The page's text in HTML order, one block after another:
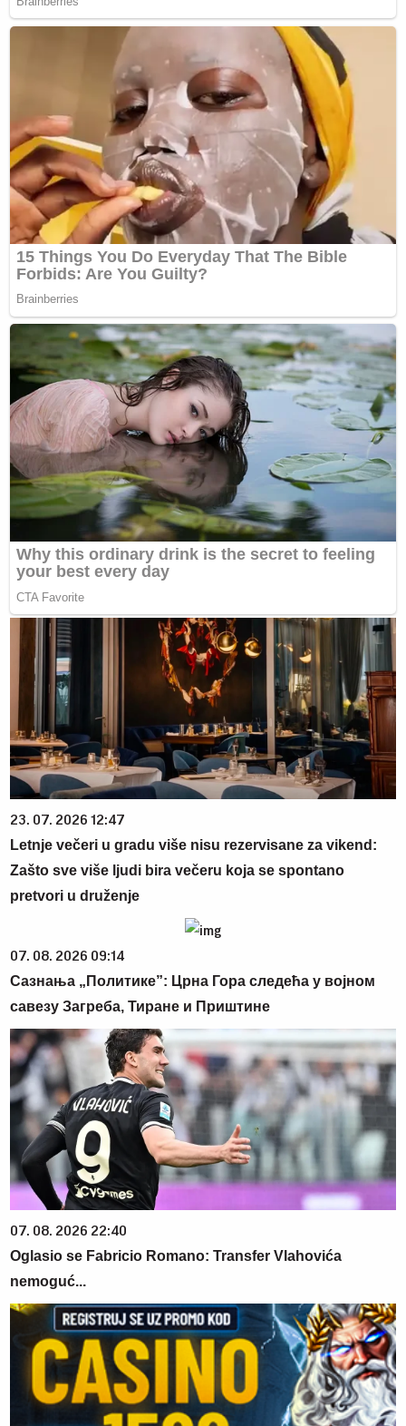
23. 07. 2026 12:47
Letnje večeri u gradu više nisu rezervisane za vikend:
Zašto sve više ljudi bira večeru koja se spontano
pretvori u druženje
07. 08. 2026 09:14
Сазнања „Политике”: Црна Гора следећа у војном
савезу Загреба, Тиране и Приштине
07. 08. 2026 22:40
Oglasio se Fabricio Romano: Transfer Vlahovića
nemoguć...